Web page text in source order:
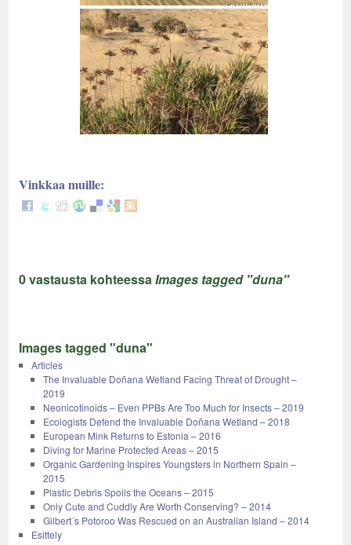
Vinkkaa muille:
0 vastausta kohteessaImages tagged "duna"
Images tagged "duna"
Articles
The Invaluable Doñana Wetland Facing Threat of Drought –
2019
Neonicotinoids – Even PPBs Are Too Much for Insects – 2019
Ecologists Defend the Invaluable Doñana Wetland – 2018
European Mink Returns to Estonia – 2016
Diving for Marine Protected Areas – 2015
Organic Gardening Inspires Youngsters in Northern Spain –
2015
Plastic Debris Spoils the Oceans – 2015
Only Cute and Cuddly Are Worth Conserving? – 2014
Gilbert´s Potoroo Was Rescued on an Australian Island – 2014
Esittely